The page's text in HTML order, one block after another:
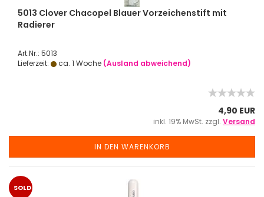
5013 Clover Chacopel Blauer Vorzeichenstift mit
Radierer
Art.Nr.: 5013
Lieferzeit:
ca. 1 Woche (Ausland abweichend)
4,90 EUR
inkl. 19% MwSt. zzgl. Versand
IN DEN WARENKORB
SOLD